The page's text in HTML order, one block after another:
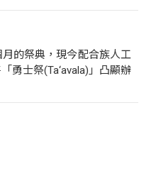
的祭典，現今配合族人工
勇士祭(Ta‘avala)」凸顯辦